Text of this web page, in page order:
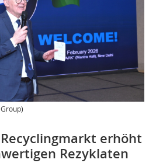
erhöht
Rezyklaten